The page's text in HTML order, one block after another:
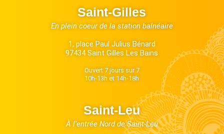
Saint-Gilles
En plein coeur de la station balnéaire
1, place Paul Julius Bénard
97434 Saint Gilles Les Bains
Ouvert 7 jours sur 7
10h-13h et 14h-18h
Saint-Leu
À l'entrée Nord de Saint-Leu